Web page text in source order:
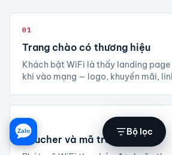
01
Trang chào có thương hiệu
Khách bật WiFi là thấy landing page
khi vào mạng — logo, khuyến mãi,
02
Voucher và mã truy cập
Bộ lọc
Zalo